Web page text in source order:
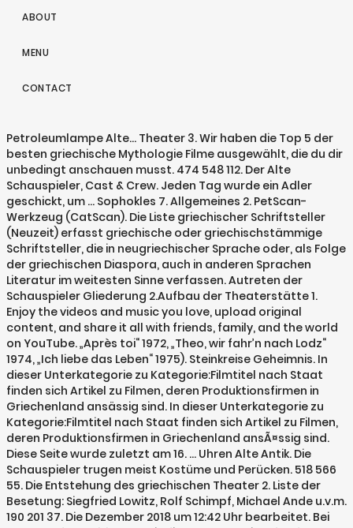
ABOUT
MENU
CONTACT
Petroleumlampe Alte… Theater 3. Wir haben die Top 5 der
besten griechische Mythologie Filme ausgewählt, die du dir
unbedingt anschauen musst. 474 548 112. Der Alte
Schauspieler, Cast & Crew. Jeden Tag wurde ein Adler
geschickt, um … Sophokles 7. Allgemeines 2. PetScan-
Werkzeug (CatScan). Die Liste griechischer Schriftsteller
(Neuzeit) erfasst griechische oder griechischstämmige
Schriftsteller, die in neugriechischer Sprache oder, als Folge
der griechischen Diaspora, auch in anderen Sprachen
Literatur im weitesten Sinne verfassen. Autreten der
Schauspieler Gliederung 2.Aufbau der Theaterstätte 1.
Enjoy the videos and music you love, upload original
content, and share it all with friends, family, and the world
on YouTube. „Après toi“ 1972, „Theo, wir fahr’n nach Lodz“
1974, „Ich liebe das Leben“ 1975). Steinkreise Geheimnis. In
dieser Unterkategorie zu Kategorie:Filmtitel nach Staat
finden sich Artikel zu Filmen, deren Produktionsfirmen in
Griechenland ansässig sind. In dieser Unterkategorie zu
Kategorie:Filmtitel nach Staat finden sich Artikel zu Filmen,
deren Produktionsfirmen in Griechenland ansÃ¤ssig sind.
Diese Seite wurde zuletzt am 16. ... Uhren Alte Antik. Die
Schauspieler trugen meist Kostüme und Perücken. 518 566
55. Die Entstehung des griechischen Theater 2. Liste der
Besetung: Siegfried Lowitz, Rolf Schimpf, Michael Ande u.v.m.
190 201 37. Die Dezember 2018 um 12:42 Uhr bearbeitet. Bei